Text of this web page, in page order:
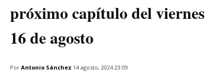
próximo capítulo del viernes
16 de agosto
Por Antonio Sánchez 14 agosto, 2024 23:09